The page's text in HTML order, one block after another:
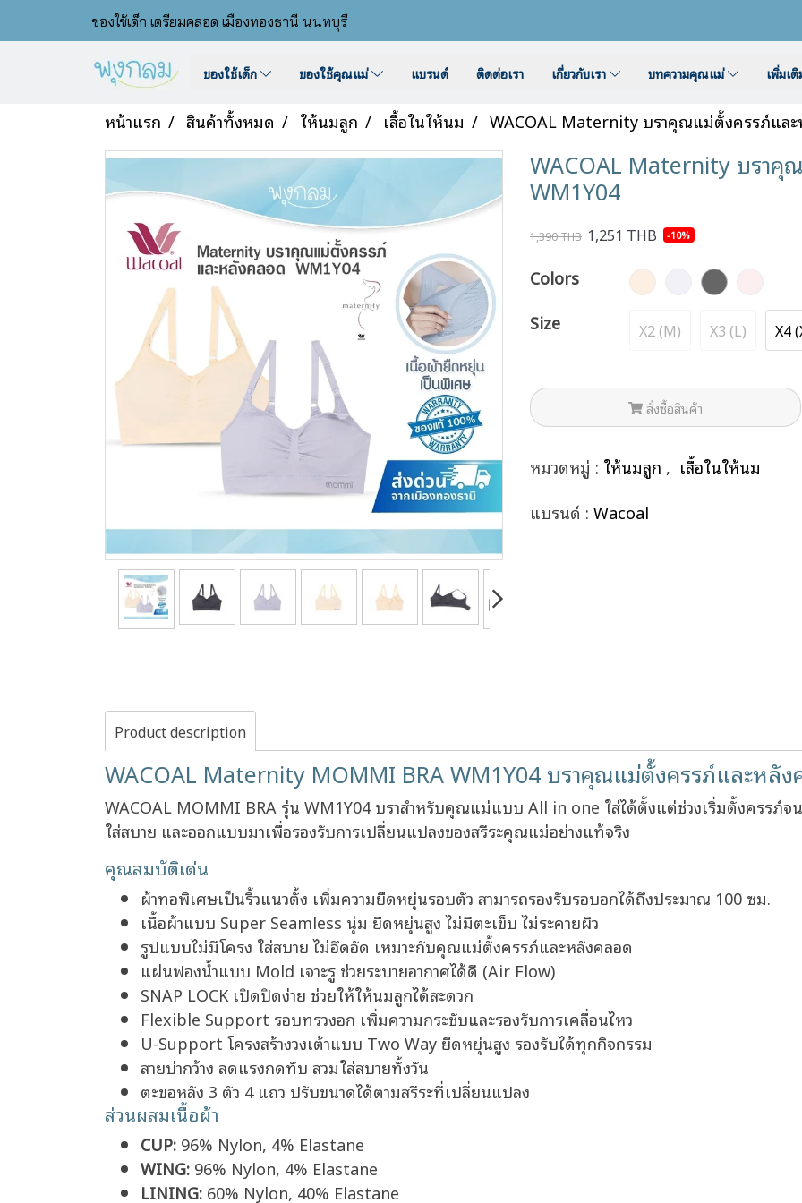
ของใช้เด็ก เตรียมคลอด เมืองทองธานี นนทบุรี
ของใช้เด็ก ของใช้คุณแม่ แบรนด์ ติดต่อเรา เกี่ยวกับเรา บทความคุณแม่ เพิ่มเ
หน้าแรก สินค้าทั้งหมด ให้นมลูก เสื้อในให้นม WACOAL Maternity บราคุณแม่ตั้งครรภ์แล
WACOAL Maternity บรา
WM1Y04
1,390 THB 1,251 THB -10%
Colors
Size
X2 (M) X3 (L) X4
สั่งซื้อสินค้า
หมวดหมู่ : ให้นมลูก , เสื้อในให้นม
แบรนด์ : Wacoal
Product description
WACOAL Maternity MOMMI BRA WM1Y04 บราคุณแม่ตั้งครรภ์และหลัง
WACOAL MOMMI BRA รุ่น WM1Y04 บราสำหรับคุณแม่แบบ All in one ใส่ได้ตั้งแต่ช่วงเริ่มตั้งครรภ์
ใส่สบาย และออกแบบมาเพื่อรองรับการเปลี่ยนแปลงของสรีระคุณแม่อย่างแท้จริง
คุณสมบัติเด่น
ผ้าทอพิเศษเป็นริ้วแนวตั้ง เพิ่มความยืดหยุ่นรอบตัว สามารถรองรับรอบอกได้ถึงประมาณ 100 ซม.
เนื้อผ้าแบบ Super Seamless นุ่ม ยืดหยุ่นสูง ไม่มีตะเข็บ ไม่ระคายผิว
รูปแบบไม่มีโครง ใส่สบาย ไม่อึดอัด เหมาะกับคุณแม่ตั้งครรภ์และหลังคลอด
แผ่นฟองน้ำแบบ Mold เจาะรู ช่วยระบายอากาศได้ดี (Air Flow)
SNAP LOCK เปิดปิดง่าย ช่วยให้ให้นมลูกได้สะดวก
Flexible Support รอบทรวงอก เพิ่มความกระชับและรองรับการเคลื่อนไหว
U-Support โครงสร้างวงเต้าแบบ Two Way ยืดหยุ่นสูง รองรับได้ทุกกิจกรรม
สายบ่ากว้าง ลดแรงกดทับ สวมใส่สบายทั้งวัน
ตะขอหลัง 3 ตัว 4 แถว ปรับขนาดได้ตามสรีระที่เปลี่ยนแปลง
ส่วนผสมเนื้อผ้า
CUP: 96% Nylon, 4% Elastane
WING: 96% Nylon, 4% Elastane
LINING: 60% Nylon, 40% Elastane